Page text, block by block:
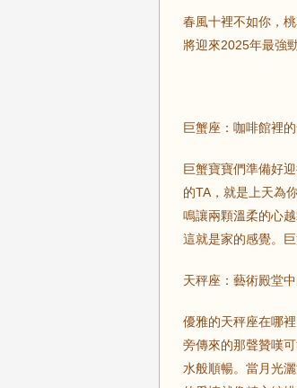
春風十裡不如你，
將迎來2025年最強
巨蟹座：咖啡館裡
巨蟹寶寶們準備好
的TA，就是上天為
鳴讓兩顆溫柔的心
這就是家的感覺。
天秤座：藝術殿堂
優雅的天秤座在哪
旁傳來的那聲贊嘆
水般順暢。當月光